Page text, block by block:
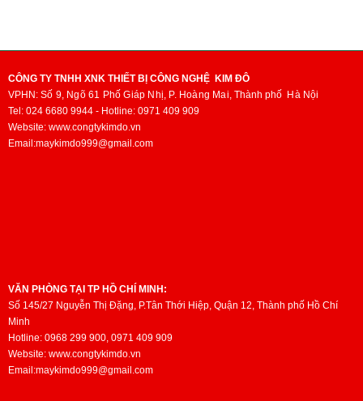
CÔNG TY TNHH XNK THIẾT BỊ CÔNG NGHỆ KIM ĐÔ
VPHN: Số 9, Ngõ 61 Phố Giáp Nhị, P. Hoàng Mai,Thành phố Hà Nội
Tel: 024 6680 9944 - Hotline: 0971 409 909
Website: www.congtykimdo.vn
Email:maykimdo999@gmail.com
VĂN PHÒNG TẠI TP HỒ CHÍ MINH:
Số 145/27 Nguyễn Thị Đặng, P.Tân Thới Hiệp, Quận 12, Thành phố Hồ Chí
Minh
Hotline: 0968 299 900, 0971 409 909
Website: www.congtykimdo.vn
Email:maykimdo999@gmail.com